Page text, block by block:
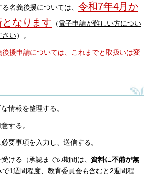
名義後援については、 令和7年4月か
なります （電子申請が難しい方につい
さい）。
援申請については、これまでと取扱いは変
情報を整理する。
する。
要事項を入力し、送信する。
ける（承認までの期間は、 資料に不備が無
で1週間程度、教育委員会も含むと2週間程